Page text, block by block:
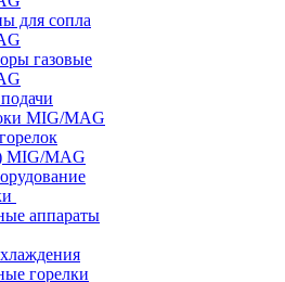
для сопла
газовые
MIG/MAG
MIG/MAG
аппараты
горелки